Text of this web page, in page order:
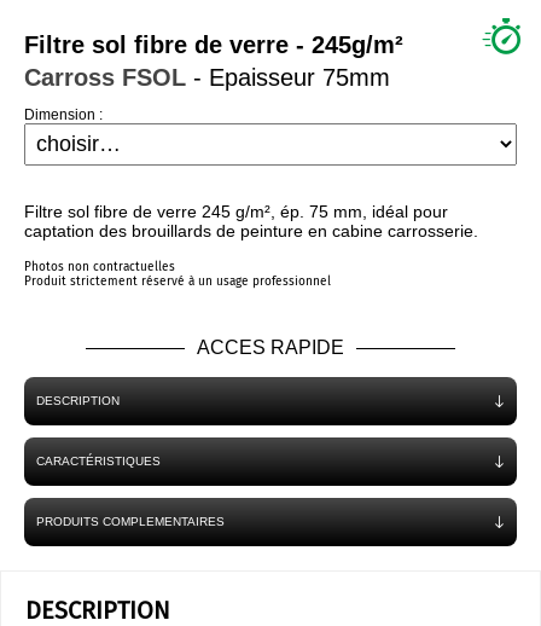
Filtre sol fibre de verre - 245g/m²
Carross FSOL - Epaisseur 75mm
Dimension :
Filtre sol fibre de verre 245 g/m², ép. 75 mm, idéal pour
captation des brouillards de peinture en cabine carrosserie.
Photos non contractuelles
Produit strictement réservé à un usage professionnel
ACCES RAPIDE
DESCRIPTION
CARACTÉRISTIQUES
PRODUITS COMPLEMENTAIRES
DESCRIPTION